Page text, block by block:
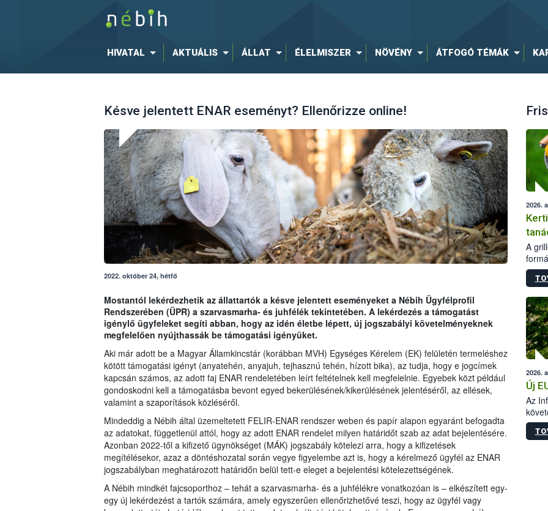
HIVATAL AKTUÁLIS ÁLLAT ÉLELMISZER NÖVÉNY ÁTFOGÓ TÉMÁK
Késve jelentett ENAR eseményt? Ellenőrizze online!
2022. október 24, hétfő
Mostantól lekérdezhetik az állattartók a késve jelentett eseményeket a Nébih Ügyfélprofil
Rendszerében (ÜPR) a szarvasmarha- és juhfélék tekintetében. A lekérdezés a támogatást
igénylő ügyfeleket segíti abban, hogy az idén életbe lépett, új jogszabályi követelményeknek
megfelelően nyújthassák be támogatási igényüket.
Aki már adott be a Magyar Államkincstár (korábban MVH) Egységes Kérelem (EK) felületén termeléshez
kötött támogatási igényt (anyatehén, anyajuh, tejhasznú tehén, hízott bika), az tudja, hogy e jogcímek
kapcsán számos, az adott faj ENAR rendeletében leírt feltételnek kell megfelelnie. Egyebek közt például
gondoskodni kell a támogatásba bevont egyed bekerülésének/kikerülésének jelentéséről, az ellések,
valamint a szaporítások közléséről.
Mindeddig a Nébih által üzemeltetett FELIR-ENAR rendszer weben és papír alapon egyaránt befogadta
az adatokat, függetlenül attól, hogy az adott ENAR rendelet milyen határidőt szab az adat bejelentésére.
Azonban 2022-től a kifizető ügynökséget (MÁK) jogszabály kötelezi arra, hogy a kifizetések
megítélésekor, azaz a döntéshozatal során vegye figyelembe azt is, hogy a kérelmező ügyfél az ENAR
jogszabályban meghatározott határidőn belül tett-e eleget a bejelentési kötelezettségének.
A Nébih mindkét fajcsoporthoz – tehát a szarvasmarha- és a juhfélékre vonatkozóan is – elkészített egy-
egy új lekérdezést a tartók számára, amely egyszerűen ellenőrizhetővé teszi, hogy az ügyfél vagy
2026.
A
a
2026.
Új
Az